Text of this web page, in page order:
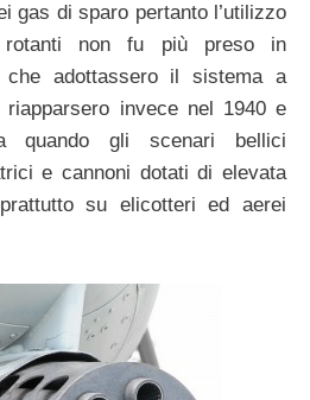
gas di sparo pertanto l’utilizzo
rotanti non fu più preso in
che adottassero il sistema a
riapparsero invece nel 1940 e
quando gli scenari bellici
e cannoni dotati di elevata
su elicotteri ed aerei